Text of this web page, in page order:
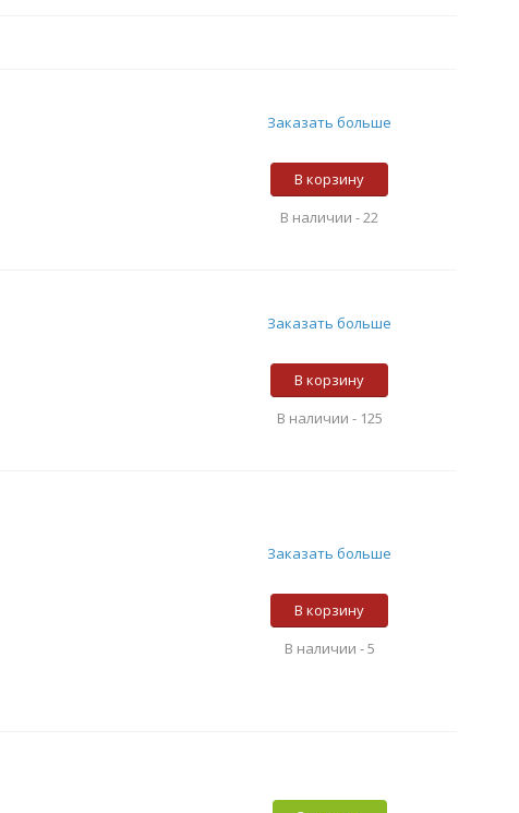
Заказать больше
В корзину
В наличии -22
Заказать больше
В корзину
В наличии - 125
Заказать больше
В корзину
В наличии -5